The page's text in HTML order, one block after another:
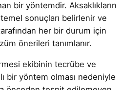
bir yöntemdir. Aksaklıkların
sonuçları belirlenir ve
her bir durum için
önerileri tanımlanır.
ekibinin tecrübe ve
bir yöntem olması nedeniyle